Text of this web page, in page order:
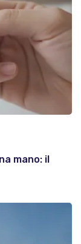
mano: il